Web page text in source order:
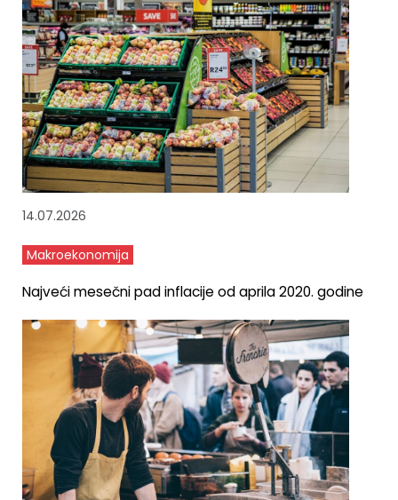
14.07.2026
Makroekonomija
Najveći mesečni pad inflacije od aprila 2020. godine